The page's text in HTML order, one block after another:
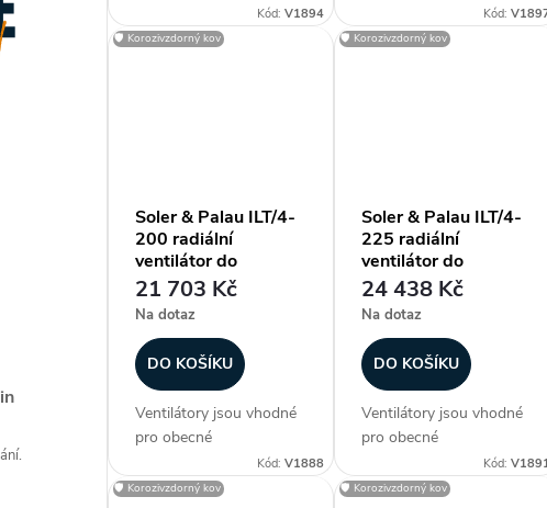
aplikace, kde se s
Kód: V1894
aplikace, kde se s
Kód:
🛡️ Korozivzdorný kov
Soler & Palau ILT/4-
200 radiální
ventilátor do
čtyřhranného potrubí
21 703 Kč
Na dotaz
DO KOŠÍKU
Ventilátory jsou vhodné
pro obecné
aplikace, kde se s
Kód: V1888
🛡️ Korozivzdorný kov
Soler & Palau ILT/4-
225 radiální
ventilátor do
čtyřhranného potrubí
24 438 Kč
Na dotaz
DO KOŠÍKU
Ventilátory jsou vhodné
pro obecné
aplikace, kde se s
Kód:
🛡️ Korozivzdorný kov 🛡️ Korozivzdorný kov